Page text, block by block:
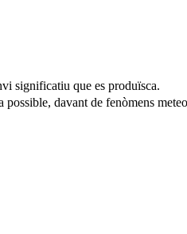
significatiu que es produïsca.
davant de fenòmens